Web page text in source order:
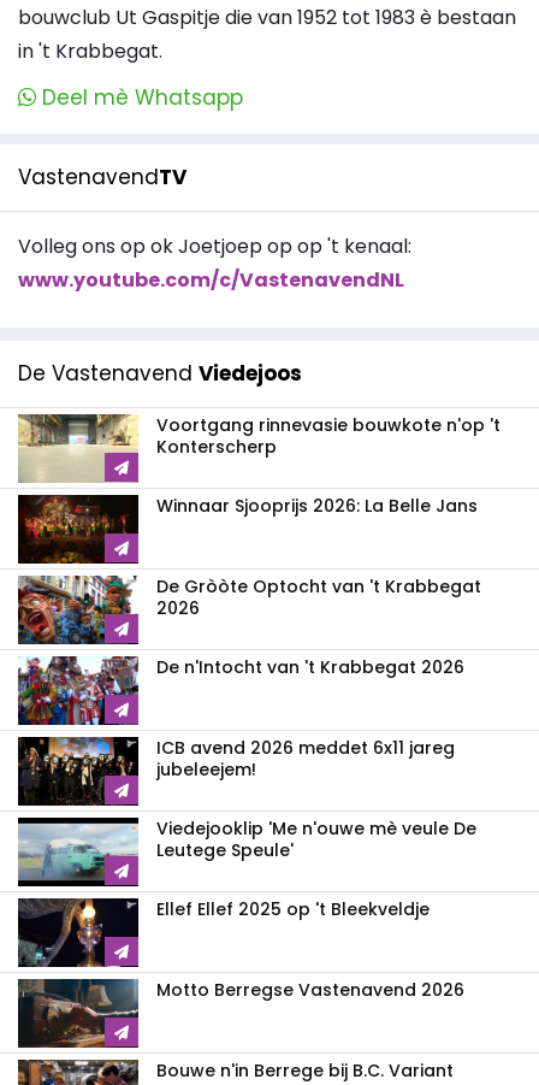
bouwclub Ut Gaspitje die van 1952 tot 1983 è bestaan
in 't Krabbegat.
Deel mè Whatsapp
VastenavendTV
Volleg ons op ok Joetjoep op op 't kenaal:
www.youtube.com/c/VastenavendNL
De Vastenavend Viedejoos
Voortgang rinnevasie bouwkote n'op 't
Konterscherp
Winnaar Sjooprijs 2026: La Belle Jans
De Gròòte Optocht van 't Krabbegat
2026
De n'Intocht van 't Krabbegat 2026
ICB avend 2026 meddet 6x11 jareg
jubeleejem!
Viedejooklip 'Me n'ouwe mè veule De
Leutege Speule'
Ellef Ellef 2025 op 't Bleekveldje
Motto Berregse Vastenavend 2026
Bouwe n'in Berrege bij B.C. Variant